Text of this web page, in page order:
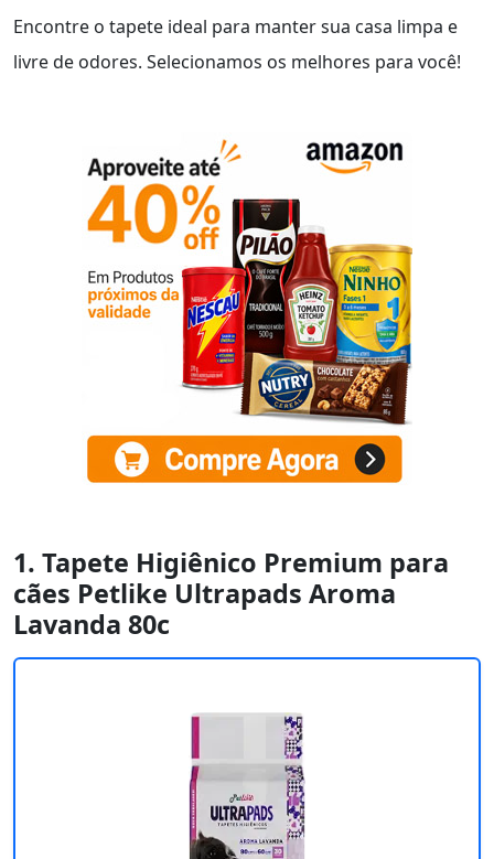
Encontre o tapete ideal para manter sua casa limpa e
livre de odores. Selecionamos os melhores para você!
1. Tapete Higiênico Premium para
cães Petlike Ultrapads Aroma
Lavanda 80c